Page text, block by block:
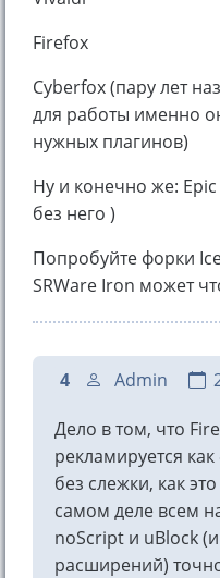
Firefox
Cyberfox (пару лет
для работы именно
нужных плагинов)
Ну и конечно же:
без него )
Попробуйте форки
SRWare Iron может
4 Admin
Дело в том, что
рекламируется
без слежки, как
самом деле всем
noScript и uBlock
расширений)